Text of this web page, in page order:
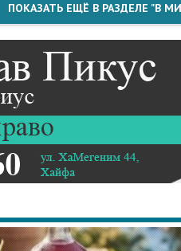
ПОКАЗАТЬ ЕЩЁ В РАЗДЕЛЕ "В